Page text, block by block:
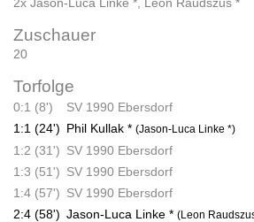
Zuschauer
20
Torfolge
0:1 (8')
SV 1990 Ebersdorf
1:1 (24') Phil Kullak * (Jason-Luca Linke *)
1:2 (31') SV 1990 Ebersdorf
1:3 (51') SV 1990 Ebersdorf
1:4 (57') SV 1990 Ebersdorf
2:4 (58') Jason-Luca Linke * (Leon